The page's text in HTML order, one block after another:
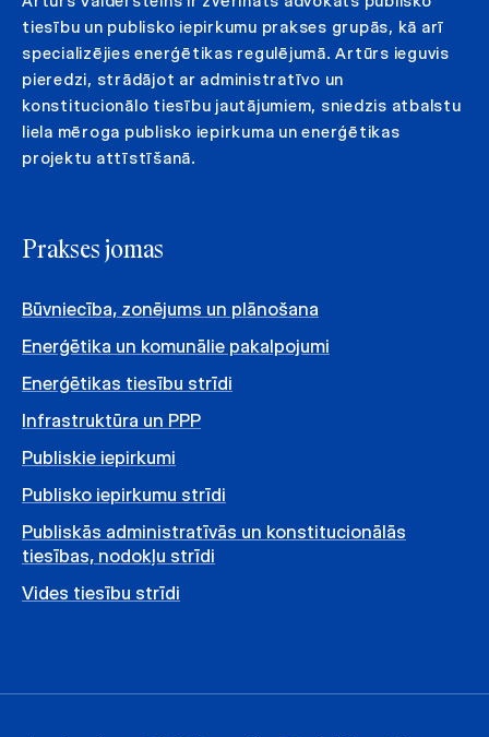
tiesību un publisko iepirkumu prakses grupās, kā arī
specializējies enerģētikas regulējumā. Artūrs ieguvis
pieredzi, strādājot ar administratīvo un
konstitucionālo tiesību jautājumiem, sniedzis atbalstu
liela mēroga publisko iepirkuma un enerģētikas
projektu attīstīšanā.
Prakses jomas
Būvniecība, zonējums un plānošana
Enerģētika un komunālie pakalpojumi
Enerģētikas tiesību strīdi
Infrastruktūra un PPP
Publiskie iepirkumi
Publisko iepirkumu strīdi
Publiskās administratīvās un konstitucionālās
tiesības, nodokļu strīdi
Vides tiesību strīdi